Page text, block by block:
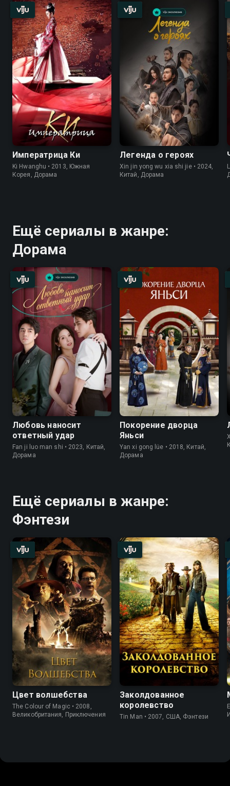
Императрица Ки
Ki Hwanghu • 2013, Южная
Корея, Дорама
Легенда о героях
Xin jin yong wu xia shi jie • 2024,
Китай, Дорама
Ещё сериалы в жанре:
Дорама
Любовь наносит
ответный удар
Fan ji luo man shi • 2023, Китай,
Дорама
Покорение дворца
Яньси
Yan xi gong lüe • 2018, Китай,
Дорама
Ещё сериалы в жанре:
Фэнтези
Цвет волшебства
The Colour of Magic • 2008,
Великобритания, Приключения
Заколдованное
королевство
Tin Man • 2007, США, Фэнтези